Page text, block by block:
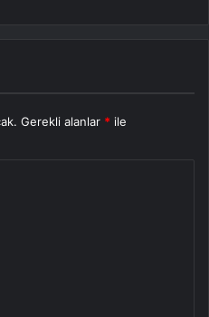
Gerekli alanlar * ile